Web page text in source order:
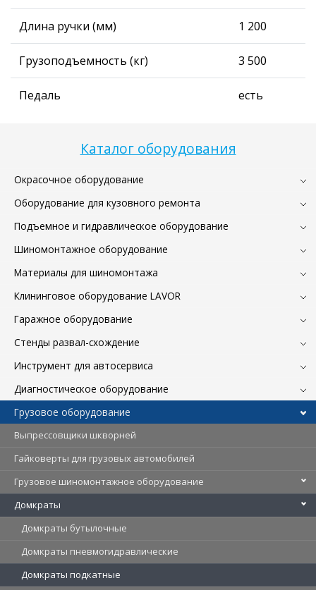
Каталог оборудования
Окрасочное оборудование
Оборудование для кузовного ремонта
Подъемное и гидравлическое оборудование
Шиномонтажное оборудование
Материалы для шиномонтажа
Клининговое оборудование LAVOR
Гаражное оборудование
Стенды развал-схождение
Инструмент для автосервиса
Диагностическое оборудование
Грузовое оборудование
Выпрессовщики шкворней
Гайковерты для грузовых автомобилей
Грузовое шиномонтажное оборудование
Домкраты
Домкраты бутылочные
Домкраты пневмогидравлические
Домкраты подкатные
Длина ручки (мм) 1 200
Грузоподъемность (кг) 3 500
Педаль есть